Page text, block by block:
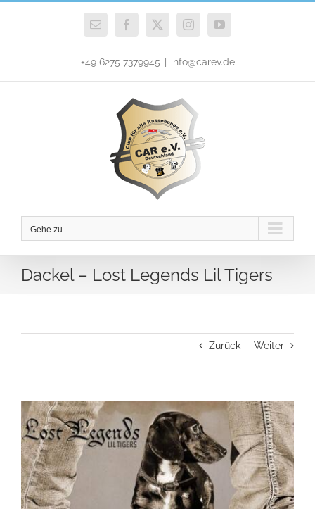
E-
Facebook
X InstagramYouTube
+49 6275 7379945 info@carev.de
Gehe zu ...
Dackel – Lost Legends Lil Tigers
Zurück Weiter
View
Larger
Image